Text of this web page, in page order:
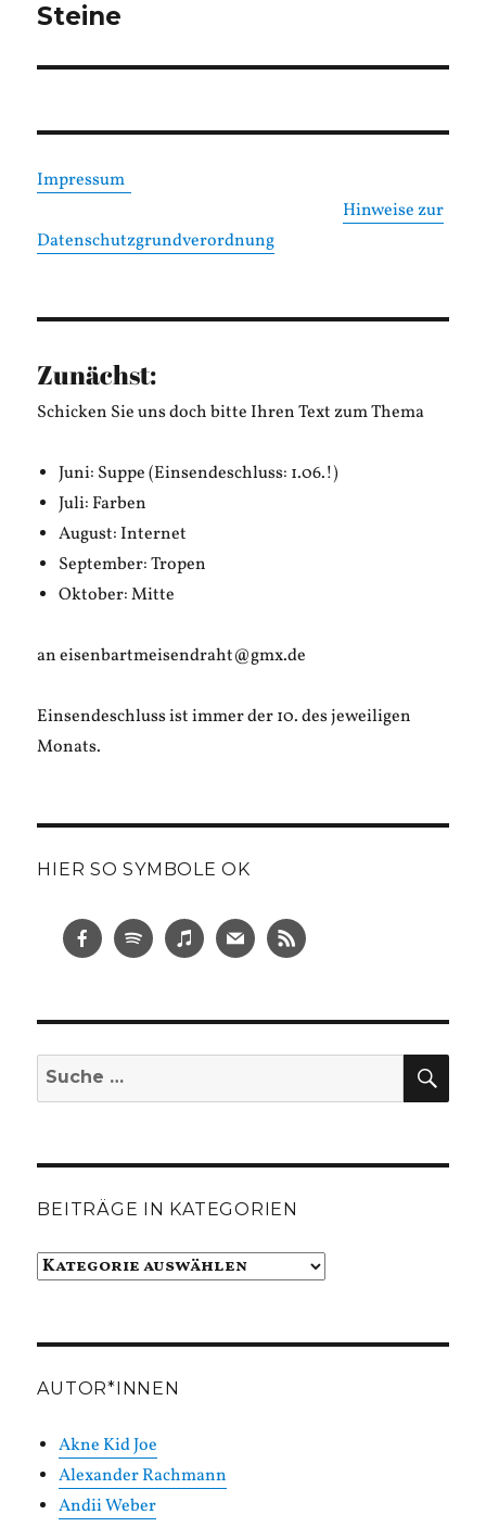
Beitrag:
Steine
Impressum
Hinweise zur
Datenschutzgrundverordnung
Zunächst:
Schicken Sie uns doch bitte Ihren Text zum Thema
Juni: Suppe (Einsendeschluss: 1.06.!)
Juli: Farben
August: Internet
September: Tropen
Oktober: Mitte
an eisenbartmeisendraht@gmx.de
Einsendeschluss ist immer der 10. des jeweiligen
Monats.
HIER SO SYMBOLE OK
Suche
nach:
BEITRÄGE IN KATEGORIEN
Beiträge
AUTOR*INNEN
Akne Kid Joe
Alexander Rachmann
Andii Weber